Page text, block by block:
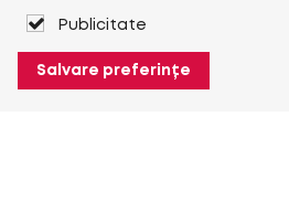
Publicitate
Salvare preferințe